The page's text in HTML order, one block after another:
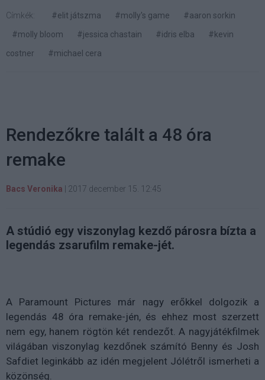
Címkék: #elit játszma #molly's game
#aaron sorkin
#molly bloom
#jessica chastain #idris elba
#kevin
costner
#michael cera
Rendezőkre talált a 48 óra
remake
Bacs Veronika 2017 december 15. 12:45
A stúdió egy viszonylag kezdő párosra bízta a
legendás zsarufilm remake-jét.
A Paramount Pictures már nagy erőkkel dolgozik a
legendás 48 óra remake-jén, és ehhez most szerzett
nem egy, hanem rögtön két rendezőt. A nagyjátékfilmek
világában viszonylag kezdőnek számító Benny és Josh
Safdiet leginkább az idén megjelent Jólétről ismerheti a
közönség.